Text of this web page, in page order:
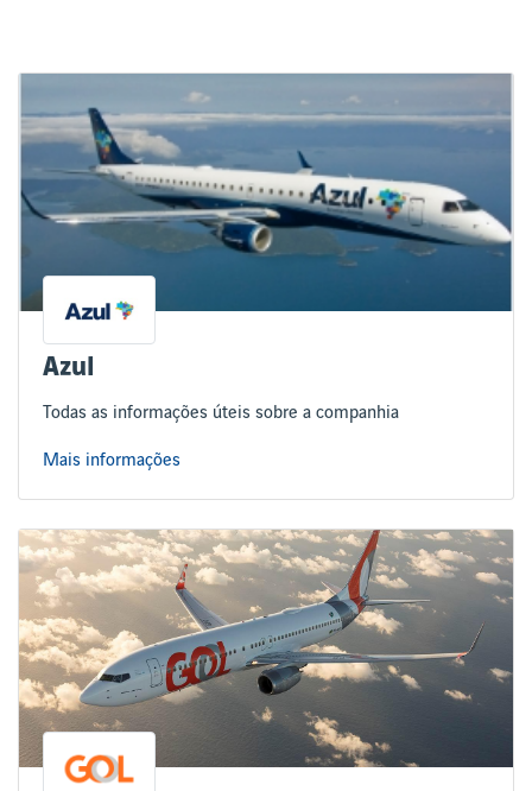
Azul
Todas as informações úteis sobre a companhia
Mais informações